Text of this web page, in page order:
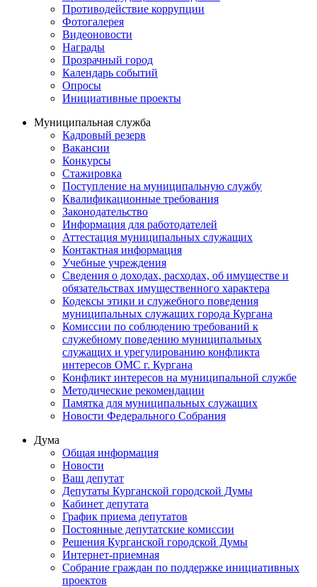
Противодействие коррупции
Фотогалерея
Видеоновости
Награды
Прозрачный город
Календарь событий
Опросы
Инициативные проекты
Муниципальная служба
Кадровый резерв
Вакансии
Конкурсы
Стажировка
Поступление на муниципальную службу
Квалификационные требования
Законодательство
Информация для работодателей
Аттестация муниципальных служащих
Контактная информация
Учебные учреждения
Сведения о доходах, расходах, об имуществе и
обязательствах имущественного характера
Кодексы этики и служебного поведения
муниципальных служащих города Кургана
Комиссии по соблюдению требований к
служебному поведению муниципальных
служащих и урегулированию конфликта
интересов ОМС г. Кургана
Конфликт интересов на муниципальной службе
Методические рекомендации
Памятка для муниципальных служащих
Новости Федерального Cобрания
Дума
Общая информация
Новости
Ваш депутат
Депутаты Курганской городской Думы
Кабинет депутата
График приема депутатов
Постоянные депутатские комиссии
Решения Курганской городской Думы
Интернет-приемная
Собрание граждан по поддержке инициативных
проектов